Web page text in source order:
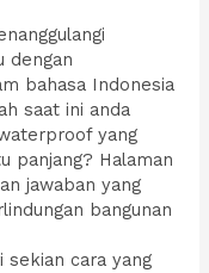
dengan
bahasa Indonesia
saat ini anda
yang
panjang? Halaman
jawaban yang
bangunan
cara yang